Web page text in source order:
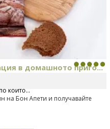
в домашното приго...
на изцяло нов
който...
на Бон Апети и получавайте